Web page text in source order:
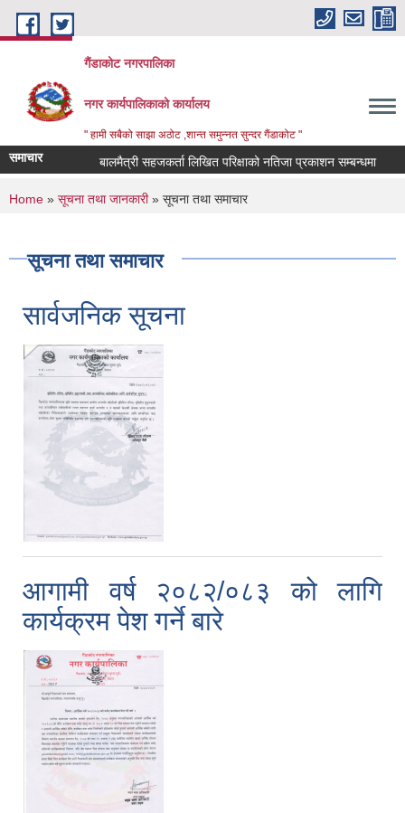
Skip to main content
गैंडाकोट नगरपालिका
नगर कार्यपालिकाको कार्यालय
" हामी सबैको साझा अठोट ,शान्त समुन्नत सुन्दर गैंडाकोट "
समाचार बालमैत्री सहजकर्ता लिखित परिक्षाको नतिजा प्रकाशन सम्बन्धमा लेखा
You are here
Home » सूचना तथा जानकारी» सूचना तथा समाचार
सूचना तथा समाचार
सार्वजनिक सूचना
आगामी वर्ष २०८२/०८३ को लागि
कार्यक्रम पेश गर्ने बारे